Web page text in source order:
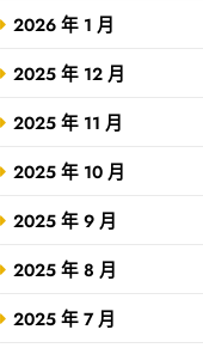
2026 年 1 月
2025 年 12 月
2025 年 11 月
2025 年 10 月
2025 年 9 月
2025 年 8 月
2025 年 7 月